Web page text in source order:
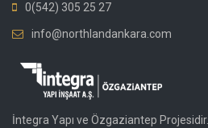
0(542) 305 25 27
info@northlandankara.com
İntegra Yapı ve Özgaziantep Projesidir.